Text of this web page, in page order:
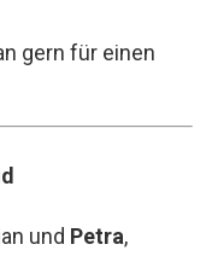
gern für einen
und Petra,